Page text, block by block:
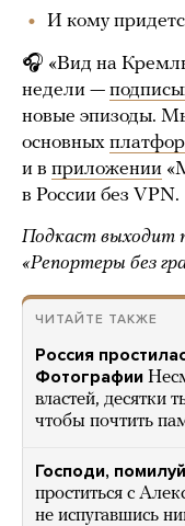
И кому
🎧 «Вид на
недели —
новые эпизоды.
основных
и в приложении
в России без VPN.
Подкаст выходит
«Репортеры без
ЧИТАЙТЕ ТАКЖЕ
Россия
Фотографии
властей, десятки
чтобы почтить
Господи, помилуй
проститься с
не испугавшись